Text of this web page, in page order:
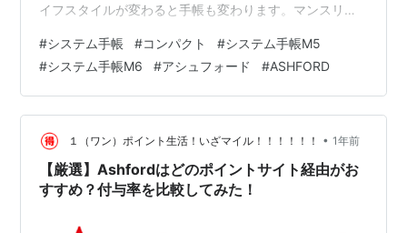
イフスタイルが変わると手帳も変わります。マンスリー
全然ウィークリー使ってないことに気づき、来年度はマ
ンスリーだけ、あとはメモでええやん、っていうノリに
なってました。 レイメイ藤井 手帳 システム手帳 リフィ
ル 2026 ポケットサイズ ラセ 月間5 マンスリー 日曜始ま
り LAR2694 2025年 12月始まり レイメイ藤井 Amazo…
#システム手帳 #コンパクト #システム手帳M5
#システム手帳M6 #アシュフォード #ASHFORD
１（ワン）ポイント生活！いざマイル！！！！！！ • 1年前
【厳選】Ashfordはどのポイントサイト経由がお
すすめ？付与率を比較してみた！